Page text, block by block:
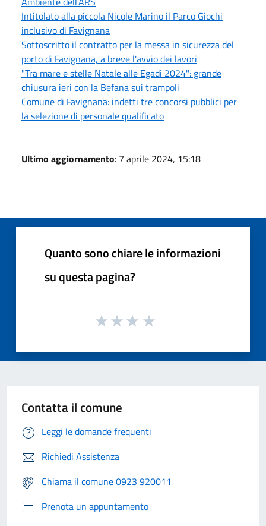
Intitolato alla piccola Nicole Marino il Parco Giochi
inclusivo di Favignana
Sottoscritto il contratto per la messa in sicurezza del
porto di Favignana, a breve l'avvio dei lavori
"Tra mare e stelle Natale alle Egadi 2024": grande
chiusura ieri con la Befana sui trampoli
Comune di Favignana: indetti tre concorsi pubblici per
la selezione di personale qualificato
Ultimo aggiornamento: 7 aprile 2024, 15:18
Quanto sono chiare le informazioni
su questa pagina?
Contatta il comune
Leggi le domande frequenti
Richiedi Assistenza
Chiama il comune 0923 920011
Prenota un appuntamento